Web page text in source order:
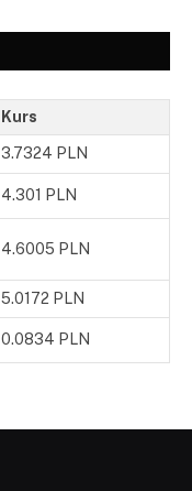
Kurs
3.7324 PLN
4.301 PLN
4.6005 PLN
5.0172 PLN
0.0834 PLN